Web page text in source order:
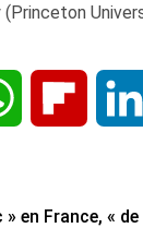
(Princeton
WhatsApp
en France, «